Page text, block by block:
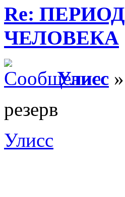
Re:
ЧЕЛОВЕКА
Улисс
резерв
Улисс